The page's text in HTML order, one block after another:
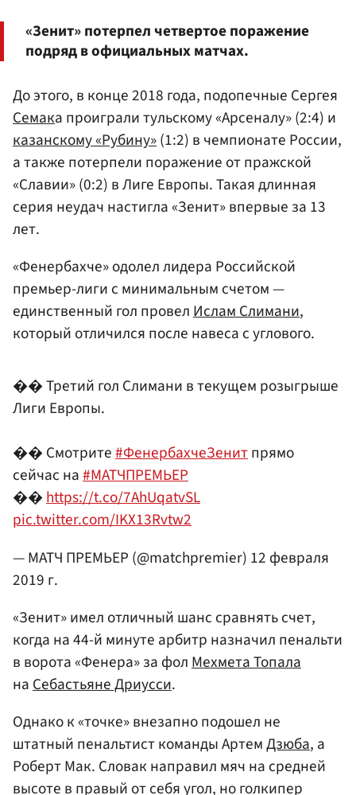
«Зенит» потерпел четвертое поражение
подряд в официальных матчах.
До этого, в конце 2018 года, подопечные Сергея
Семака проиграли тульскому «Арсеналу» (2:4) и
казанскому «Рубину»(1:2) в чемпионате России,
а также потерпели поражение от пражской
«Славии» (0:2) в Лиге Европы. Такая длинная
серия неудач настигла «Зенит» впервые за 13
лет.
«Фенербахче» одолел лидера Российской
премьер-лиги с минимальным счетом —
единственный гол провелИслам Слимани,
который отличился после навеса с углового.
�� Третий гол Слимани в текущем розыгрыше
Лиги Европы.
�� Смотрите#ФенербахчеЗенитпрямо
сейчас на#МАТЧПРЕМЬЕР
��https://t.co/7AhUqatvSL
pic.twitter.com/IKX13Rvtw2
— МАТЧ ПРЕМЬЕР (@matchpremier) 12 февраля
2019 г.
«Зенит» имел отличный шанс сравнять счет,
когда на 44-й минуте арбитр назначил пенальти
в ворота «Фенера» за фолМехмета Топала
наСебастьяне Дриусси.
Однако к «точке» внезапно подошел не
штатный пенальтист команды АртемДзюба, а
Роберт Мак. Словак направил мяч на средней
высоте в правый от себя угол, но голкипер